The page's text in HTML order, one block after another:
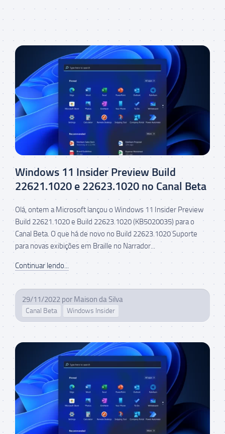
Windows 11 Insider Preview Build
22621.1020 e 22623.1020 no Canal Beta
Olá, ontem a Microsoft lançou o Windows 11 Insider Preview
Build 22621.1020 e Build 22623.1020 (KB5020035) para o
Canal Beta. O que há de novo no Build 22623.1020 Suporte
para novas exibições em Braille no Narrador...
Continuar lendo...
29/11/2022 por Maison da Silva
Canal Beta Windows Insider